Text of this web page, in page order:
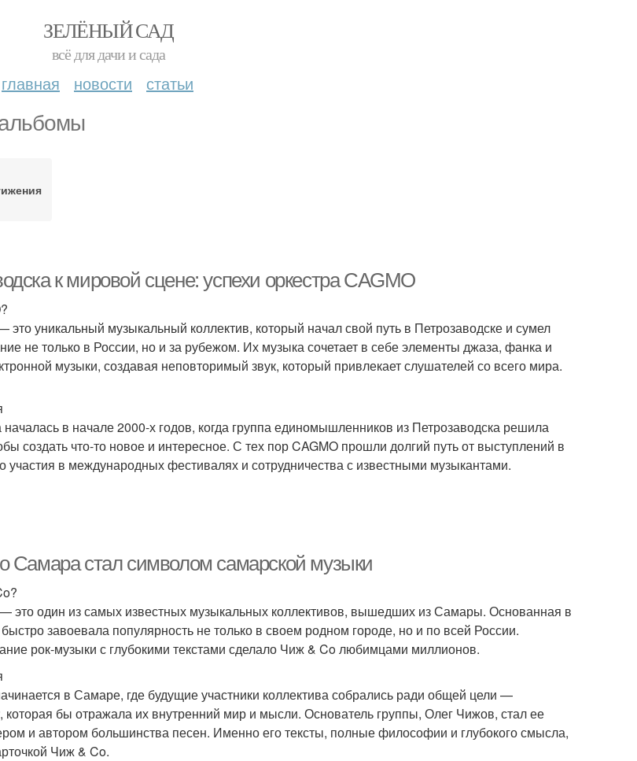
ЗЕЛЁНЫЙ САД
всё для дачи и сада
главная новости статьи
к мировой сцене: успехи оркестра CAGMO
это уникальный музыкальный коллектив, который начал свой путь в Петрозаводске и сумел
не только в России, но и за рубежом. Их музыка сочетает в себе элементы джаза, фанка и
музыки, создавая неповторимый звук, который привлекает слушателей со всего мира.
началась в начале 2000-х годов, когда группа единомышленников из Петрозаводска решила
создать что-то новое и интересное. С тех пор CAGMO прошли долгий путь от выступлений в
участия в международных фестивалях и сотрудничества с известными музыкантами.
Самара стал символом самарской музыки
это один из самых известных музыкальных коллективов, вышедших из Самары. Основанная в
быстро завоевала популярность не только в своем родном городе, но и по всей России.
рок-музыки с глубокими текстами сделало Чиж & Co любимцами миллионов.
в Самаре, где будущие участники коллектива собрались ради общей цели —
которая бы отражала их внутренний мир и мысли. Основатель группы, Олег Чижов, стал ее
и автором большинства песен. Именно его тексты, полные философии и глубокого смысла,
Чиж & Co.